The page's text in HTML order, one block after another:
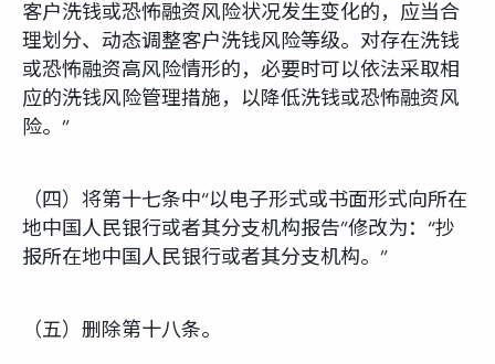
客户洗钱或恐怖融资风险状况发生变化的，应当合
理划分、动态调整客户洗钱风险等级。对存在洗钱
或恐怖融资高风险情形的，必要时可以依法采取相
应的洗钱风险管理措施，以降低洗钱或恐怖融资风
险。”
（四）将第十七条中“以电子形式或书面形式向所在
地中国人民银行或者其分支机构报告”修改为：“抄
报所在地中国人民银行或者其分支机构。”
（五）删除第十八条。